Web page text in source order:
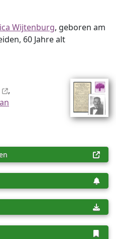
Wijtenburg, geboren am
60 Jahre alt
,